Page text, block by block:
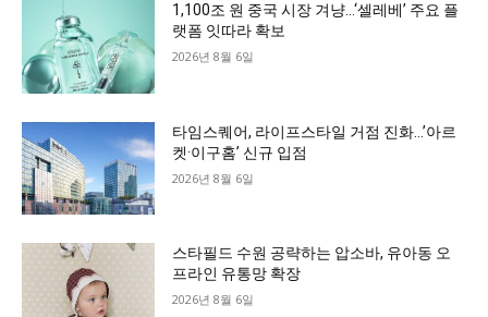
1,100조 원 중국 시장 겨냥…‘셀레베’ 주요 플
랫폼 잇따라 확보
2026년 8월 6일
타임스퀘어, 라이프스타일 거점 진화…’아르
켓·이구홈’ 신규 입점
2026년 8월 6일
스타필드 수원 공략하는 압소바, 유아동 오
프라인 유통망 확장
2026년 8월 6일